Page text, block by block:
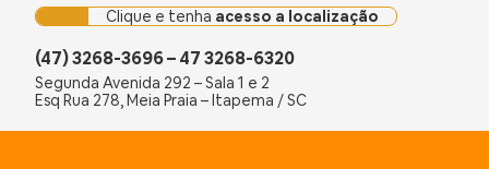
Clique e tenha acesso a localização
(47) 3268-3696 – 47 3268-6320
Segunda Avenida 292 – Sala 1 e 2
Esq Rua 278, Meia Praia – Itapema / SC